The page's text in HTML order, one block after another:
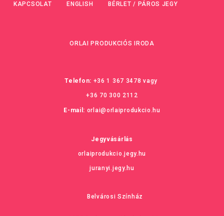
KAPCSOLAT ENGLISH BÉRLET / PÁROS JEGY
ORLAI PRODUKCIÓS IRODA
Telefon: +36 1 367 3478 vagy
+36 70 300 2112
E-mail: orlai@orlaiprodukcio.hu
Jegyvásárlás
orlaiprodukcio.jegy.hu
juranyi.jegy.hu
Belvárosi Színház